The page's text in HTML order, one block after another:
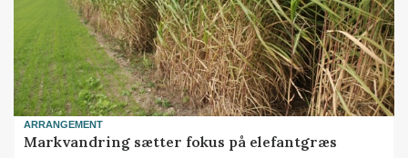
ARRANGEMENT
Markvandring sætter fokus på elefantgræs